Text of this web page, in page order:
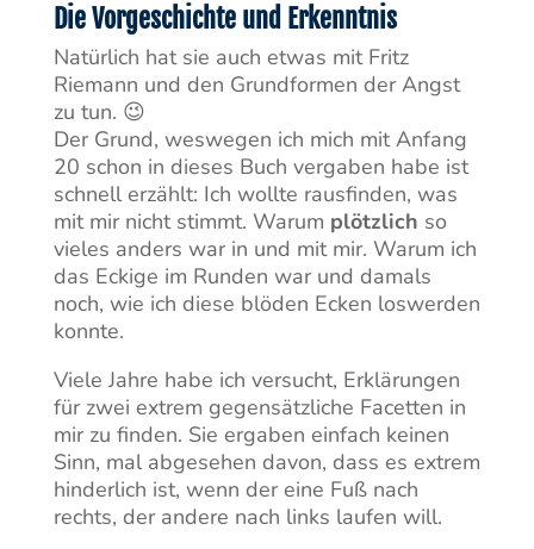
Die Vorgeschichte und Erkenntnis
Natürlich hat sie auch etwas mit Fritz
Riemann und den Grundformen der Angst
zu tun. 😉
Der Grund, weswegen ich mich mit Anfang
20 schon in dieses Buch vergaben habe ist
schnell erzählt: Ich wollte rausfinden, was
mit mir nicht stimmt. Warum plötzlich so
vieles anders war in und mit mir. Warum ich
das Eckige im Runden war und damals
noch, wie ich diese blöden Ecken loswerden
konnte.
Viele Jahre habe ich versucht, Erklärungen
für zwei extrem gegensätzliche Facetten in
mir zu finden. Sie ergaben einfach keinen
Sinn, mal abgesehen davon, dass es extrem
hinderlich ist, wenn der eine Fuß nach
rechts, der andere nach links laufen will.